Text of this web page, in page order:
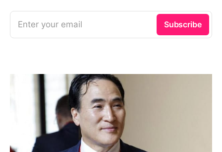
Enter your email Subscribe